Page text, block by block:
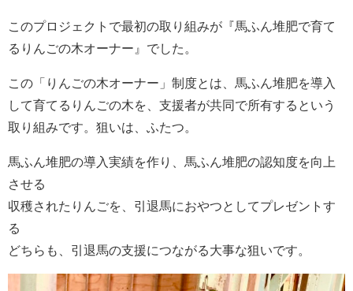
このプロジェクトで最初の取り組みが『馬ふん堆肥で育て
るりんごの木オーナー』でした。
この「りんごの木オーナー」制度とは、馬ふん堆肥を導入
して育てるりんごの木を、支援者が共同で所有するという
取り組みです。狙いは、ふたつ。
馬ふん堆肥の導入実績を作り、馬ふん堆肥の認知度を向上
させる
収穫されたりんごを、引退馬におやつとしてプレゼントす
る
どちらも、引退馬の支援につながる大事な狙いです。